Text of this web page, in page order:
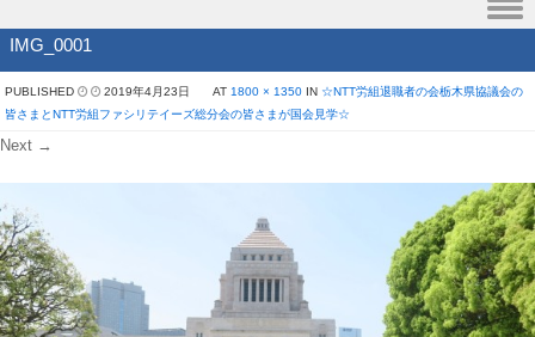
Skip to content
IMG_0001
PUBLISHED 2019年4月23日 AT 1800 × 1350 IN ☆NTT労組退職者の会栃木県協議会の
皆さまとNTT労組ファシリテイーズ総分会の皆さまが国会見学☆
Next →